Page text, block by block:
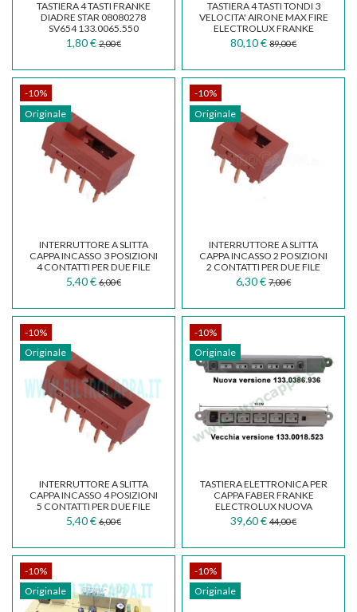
TASTIERA 4 TASTI FRANKE
DIADRE STAR 08080278
SV654 133.0065.550
1,80 € 2,00 €
TASTIERA 4 TASTI TONDI 3
VELOCITA' AIRONE MAX FIRE
ELECTROLUX FRANKE
GALVAMET DIADRE...
80,10 € 89,00 €
-10%
Originale
INTERRUTTORE A SLITTA
CAPPA INCASSO 3 POSIZIONI
4 CONTATTI PER DUE FILE
133.0054.538
5,40 € 6,00 €
-10%
Originale
INTERRUTTORE A SLITTA
CAPPA INCASSO 2 POSIZIONI
2 CONTATTI PER DUE FILE
133.0054.536
6,30 € 7,00 €
-10%
Originale
INTERRUTTORE A SLITTA
CAPPA INCASSO 4 POSIZIONI
5 CONTATTI PER DUE FILE
5,40 € 6,00 €
-10%
Originale
TASTIERA ELETTRONICA PER
CAPPA FABER FRANKE
ELECTROLUX NUOVA
VERSIONE 133.0386.936
39,60 € 44,00 €
-10%
Originale
-10%
Originale